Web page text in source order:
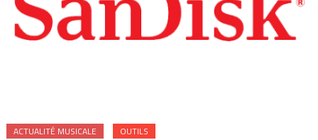
ACTUALITÉ MUSICALE OUTILS